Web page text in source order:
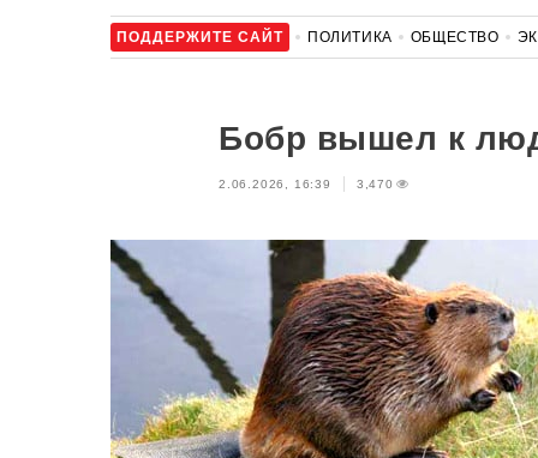
ПОДДЕРЖИТЕ САЙТ ПОЛИТИКА ОБЩЕСТВО
Бобр вышел к
2.06.2026, 16:39 3,470